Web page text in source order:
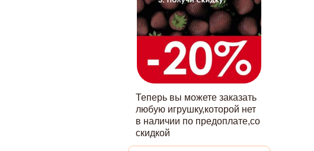
Теперь вы можете заказать
любую игрушку,которой нет
в наличии по предоплате,со
скидкой